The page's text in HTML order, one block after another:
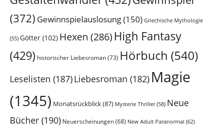
(372) Gewinnspielauslosung(150) Griechische Mythologie
(55) Götter (102) Hexen (286) High Fantasy
(429) historischer Liebesroman(73) Hörbuch (540)
Leselisten (187)Liebesroman (182) Magie
(1345) Monatsrückblick(87) Mysterie Thriller(58) Neue
Bücher (190) Neuerscheinungen(68) New Adult Paranormal (62)